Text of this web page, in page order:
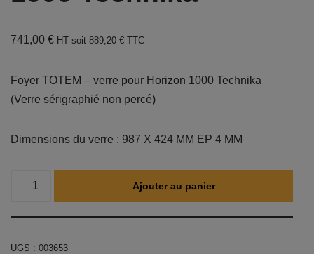
741,00 € HT soit 889,20 € TTC
Foyer TOTEM – verre pour Horizon 1000 Technika
(Verre sérigraphié non percé)
Dimensions du verre : 987 X 424 MM EP 4 MM
Ajouter au panier
UGS : 003653